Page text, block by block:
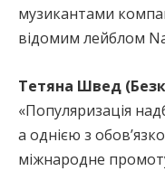
музикантами
відомим лейблом
Тетяна Швед
«Популяризація
а однією з
міжнародне